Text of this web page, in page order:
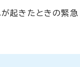
起きたときの緊急